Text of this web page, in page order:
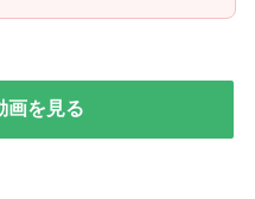
画を見る